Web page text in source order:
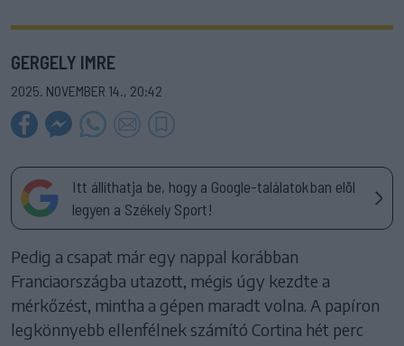
GERGELY IMRE
2025. NOVEMBER 14., 20:42
Itt állíthatja be, hogy a Google-találatokban elöl
legyen a Székely Sport!
Pedig a csapat már egy nappal korábban
Franciaországba utazott, mégis úgy kezdte a
mérkőzést, mintha a gépen maradt volna. A papíron
legkönnyebb ellenfélnek számító Cortina hét perc